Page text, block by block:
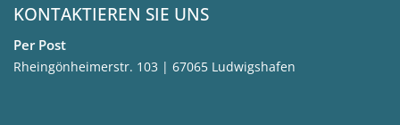
KONTAKTIEREN SIE UNS
Per Post
Rheingönheimerstr. 103 | 67065 Ludwigshafen